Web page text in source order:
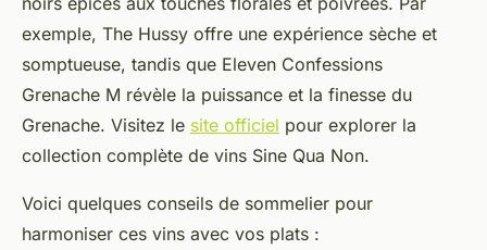
exemple, The Hussy offre une expérience sèche et
somptueuse, tandis que Eleven Confessions
Grenache M révèle la puissance et la finesse du
Grenache. Visitez le site officiel pour explorer la
collection complète de vins Sine Qua Non.
Voici quelques conseils de sommelier pour
harmoniser ces vins avec vos plats :